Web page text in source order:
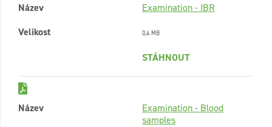
Název
Examination - IBR
Velikost
0,4 MB
STÁHNOUT
Název
Examination - Blood
samples